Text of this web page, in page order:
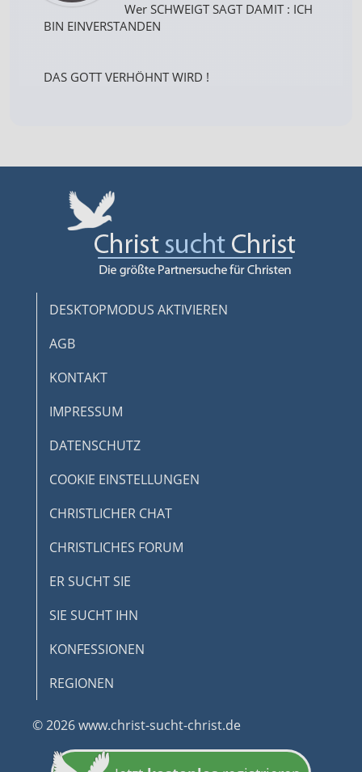
Wer SCHWEIGT SAGT DAMIT : ICH
BIN EINVERSTANDEN
DAS GOTT VERHÖHNT WIRD !
DESKTOPMODUS AKTIVIEREN
AGB
KONTAKT
IMPRESSUM
DATENSCHUTZ
COOKIE EINSTELLUNGEN
CHRISTLICHER CHAT
CHRISTLICHES FORUM
ER SUCHT SIE
SIE SUCHT IHN
KONFESSIONEN
REGIONEN
© 2026 www.christ-sucht-christ.de